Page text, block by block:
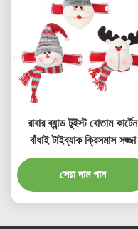
রাবার ব্যান্ড টুইস্ট বোতাম কার্টেন
বাঁধাই টাইব্যাক ক্রিসমাস সজ্জা
সেরা দাম পান